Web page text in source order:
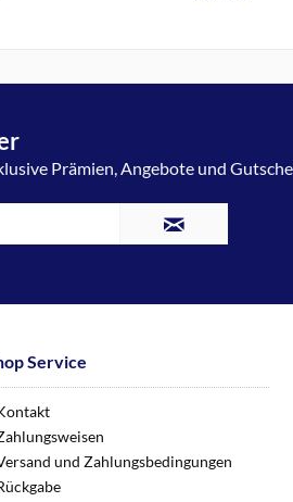
Prämien, Angebote und
Service
und Zahlungsbedingungen